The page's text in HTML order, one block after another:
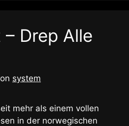
Drep Alle
system
mehr als einem vollen
in der norwegischen